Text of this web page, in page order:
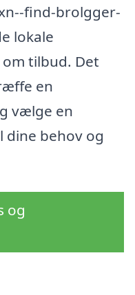
find-brolgger-
lokale
tilbud. Det
en
vælge en
behov og
og